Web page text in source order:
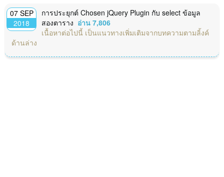
07 SEP
2018
การประยุกต์ Chosen jQuery Plugin กับ select ข้อมูล
สองตาราง อ่าน 7,806
เนื้อหาต่อไปนี้ เป็นแนวทางเพิ่มเติมจากบทความตามลิ้งค์
ด้านล่าง